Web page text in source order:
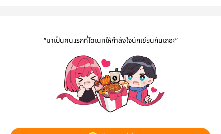
“มาเป็นคนแรกที่โดเนทให้กำลังใจนักเขียนกันเถอะ”